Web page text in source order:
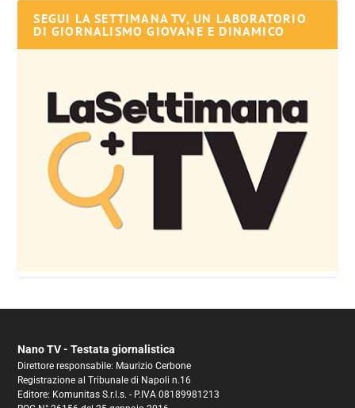
SEGUI LA SETTIMANA TV, UN LABORATORIO
DI GIORNALISMO GIOVANE E DINAMICO
Nano TV - Testata giornalistica
Direttore responsabile: Maurizio Cerbone
Registrazione al Tribunale di Napoli n.16
Editore: Komunitas S.r.l.s. - P.IVA 08189981213